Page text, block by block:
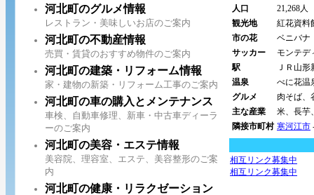
河北町のグルメ情報
レストラン・美味しいお店のご案内
河北町の不動産情報
売買・賃貸のおすすめ物件のご案内
河北町の建築・リフォーム情報
家・建物の新築・リフォーム工事のご案内
河北町の車の購入とメンテナンス
車検、自動車修理、新車・中古車ディーラ
ーのご案内
河北町の美容・エステ情報
美容院、理容室、エステ、美容整形のご案
内
河北町の健康・リラクゼーション
人口
21,268人
観光地
紅花資料
市の花
ベニバナ
サッカー
モンテデ
駅
ＪＲ山
温泉
べに花温
グルメ
肉そば、
主な産業
米、長芋
隣接市町村 寒河江市
相互リンク募集中
相互リンク募集中